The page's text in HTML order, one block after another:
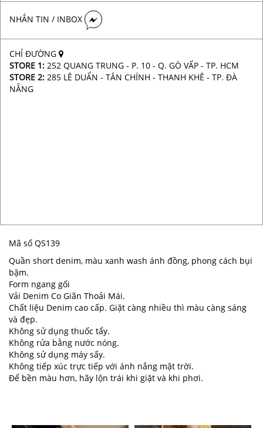
NHẮN TIN / INBOX
CHỈ ĐƯỜNG
STORE 1: 252 QUANG TRUNG - P. 10 - Q. GÒ VẤP - TP. HCM
STORE 2: 285 LÊ DUẨN - TÂN CHÍNH - THANH KHÊ - TP. ĐÀ
NẴNG
Mã số QS139
Quần short denim, màu xanh wash ánh đồng, phong cách bụi
bặm.
Form ngang gối
Vải Denim Co Giãn Thoải Mái.
Chất liệu Denim cao cấp. Giặt càng nhiều thì màu càng sáng
và đẹp.
Không sử dụng thuốc tẩy.
Không rửa bằng nước nóng.
Không sử dụng máy sấy.
Không tiếp xúc trực tiếp với ánh nắng mặt trời.
Để bền màu hơn, hãy lộn trái khi giặt và khi phơi.